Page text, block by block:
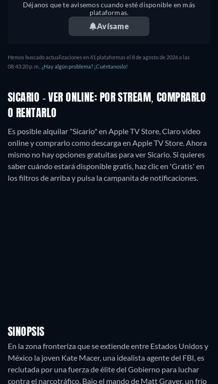
Déjanos que te avisemos cuando esté disponible en más
plataformas.
Avísame
Hemos buscado actualizaciones en41 plataformas el 8 de agosto de 2026a las
08:43:20 p. m.
¿Hay algún problema? ¡Cuéntanoslo!
SICARIO - VER ONLINE: POR STREAM, COMPRARLO
O RENTARLO
Es posible alquilar "Sicario" en Apple TV Store, Claro video
online y comprarlo como descarga en Apple TV Store.Ahora
mismo no hay opciones gratuitas para ver Sicario. Si quieres
saber cuándo estará disponible gratis, haz clic en 'Gratis' en
los filtros de arriba y pulsa la campanita de notificaciones.
SINOPSIS
En la zona fronteriza que se extiende entre Estados Unidos y
México la joven Kate Macer, una idealista agente del FBI, es
reclutada por una fuerza de élite del Gobierno para luchar
contra el narcotráfico. Bajo el mando de Matt Graver, un frío